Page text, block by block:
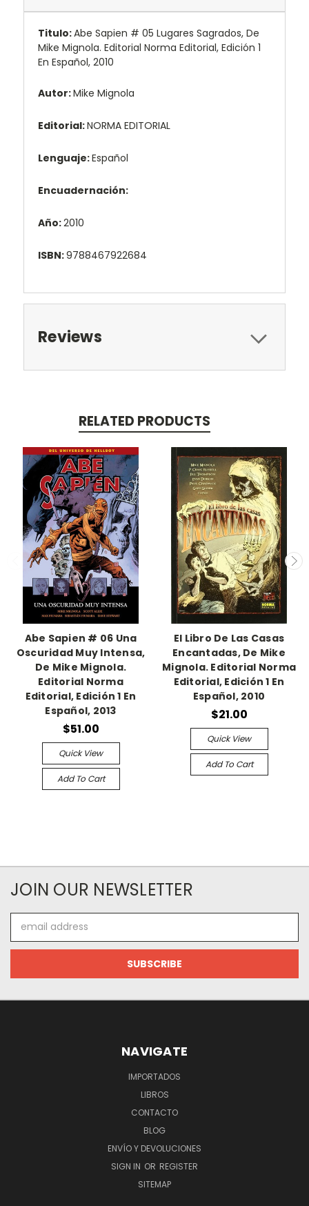
Titulo:Abe Sapien # 05 Lugares Sagrados, De
Mike Mignola. Editorial Norma Editorial, Edición 1
En Español, 2010
Autor:Mike Mignola
Editorial:NORMA EDITORIAL
Lenguaje:Español
Encuadernación:
Año:2010
ISBN:9788467922684
Reviews
RELATED PRODUCTS
Abe Sapien # 06 Una
Oscuridad Muy Intensa,
De Mike Mignola.
Editorial Norma
Editorial, Edición 1 En
Español, 2013
$51.00
Quick View
Add To Cart
El Libro De Las Casas
Encantadas, De Mike
Mignola. Editorial Norma
Editorial, Edición 1 En
Español, 2010
$21.00
Quick View
Add To Cart
JOIN OUR NEWSLETTER
Address
NAVIGATE
IMPORTADOS
LIBROS
CONTACTO
BLOG
ENVÍO Y DEVOLUCIONES
SIGN IN OR REGISTER
SITEMAP